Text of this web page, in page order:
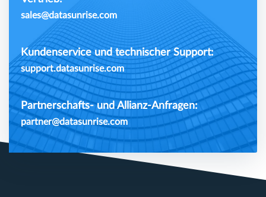
sales@datasunrise.com
Kundenservice und technischer Support:
support.datasunrise.com
Partnerschafts- und Allianz-Anfragen:
partner@datasunrise.com